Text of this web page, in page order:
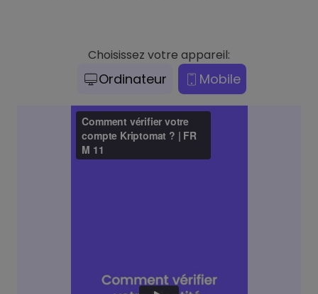
Choisissez votre appareil:
Ordinateur Mobile